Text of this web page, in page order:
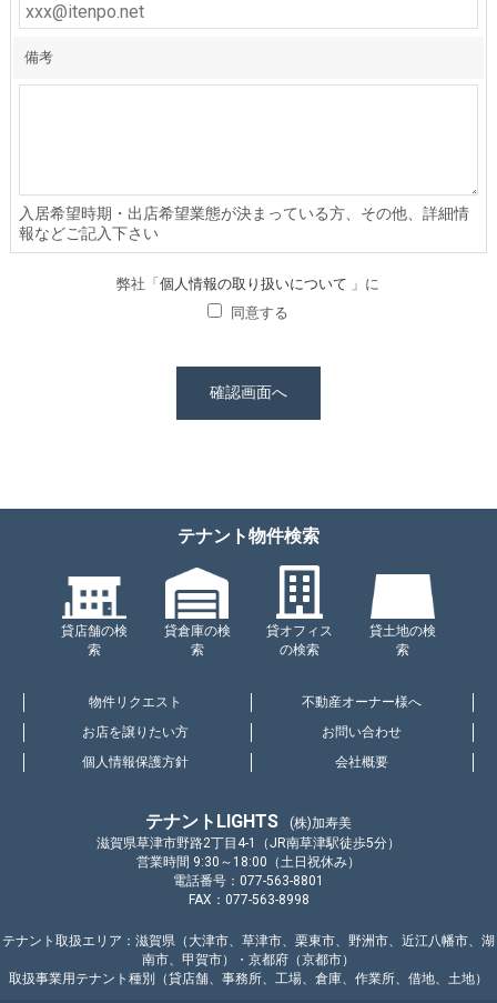
備考
入居希望時期・出店希望業態が決まっている方、その他、詳細情
報などご記入下さい
弊社「個人情報の取り扱いについて 」に
同意する
テナント物件検索
貸店舗の検
索
貸倉庫の検
索
貸オフィス
の検索
貸土地の検
索
物件リクエスト
不動産オーナー様へ
お店を譲りたい方
お問い合わせ
個人情報保護方針
会社概要
テナントLIGHTS
(株)加寿美
滋賀県草津市野路2丁目4-1（JR南草津駅徒歩5分）
営業時間 9:30～18:00（土日祝休み）
電話番号：077-563-8801
FAX：077-563-8998
テナント取扱エリア：滋賀県（大津市、草津市、栗東市、野洲市、近江八幡市、湖
南市、甲賀市）・京都府（京都市）
取扱事業用テナント種別（貸店舗、事務所、工場、倉庫、作業所、借地、土地）